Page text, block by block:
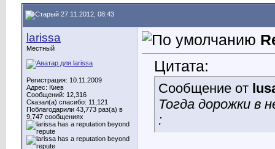
27.11.2012, 08:43
larissa
Местный
Регистрация: 10.11.2009
Адрес: Киев
Сообщений: 12,316
Сказал(а) спасибо: 11,121
Поблагодарили 43,773 раз(а) в
9,747 сообщениях
Цитата:
Сообщение от
Тогда дорожки в
: